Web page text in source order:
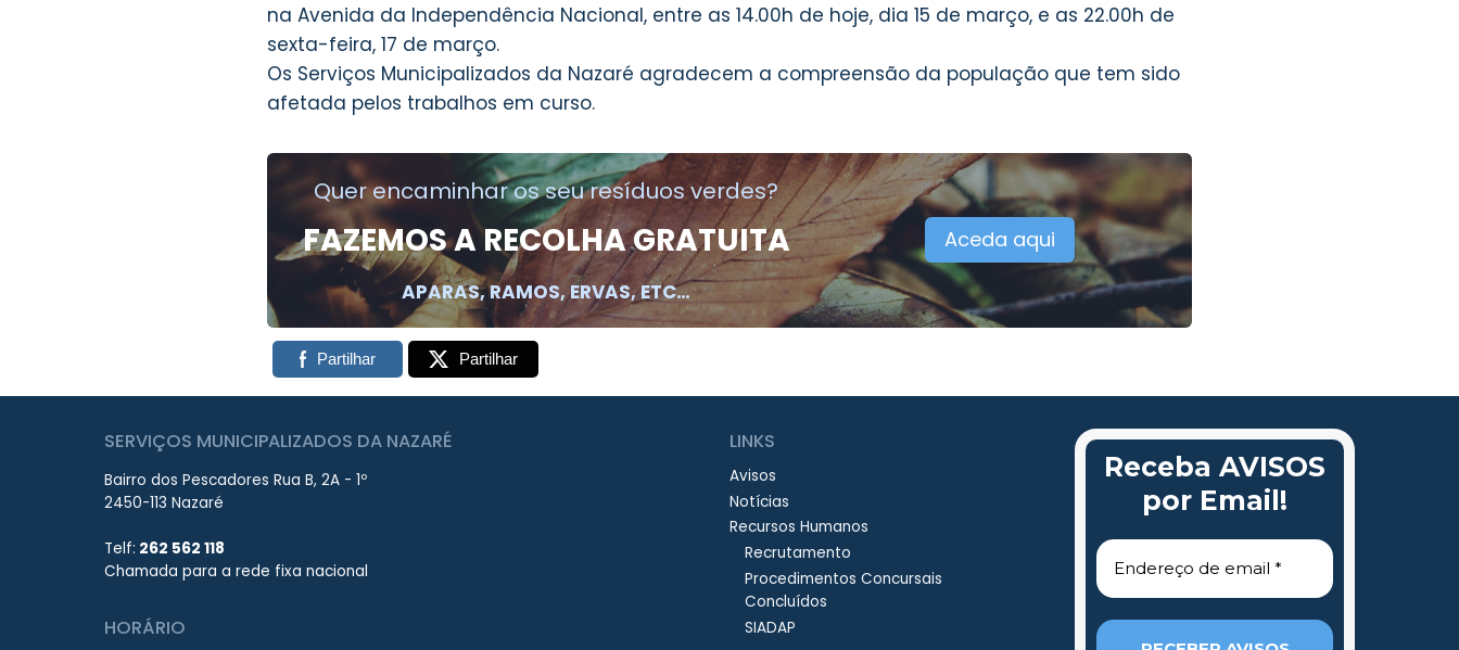
na Avenida da Independência Nacional, entre as 14.00h de hoje, dia 15 de março, e as 22.00h de
sexta-feira, 17 de março.
Os Serviços Municipalizados da Nazaré agradecem a compreensão da população que tem sido
afetada pelos trabalhos em curso.
Quer encaminhar os seu resíduos verdes?
FAZEMOS A RECOLHA GRATUITA
APARAS, RAMOS, ERVAS, ETC…
Aceda aqui
Partilhar Partilhar
Não enviamos spam! Leia a nossapolítica
de privacidadepara mais informações.
SERVIÇOS MUNICIPALIZADOS DA NAZARÉ
Bairro dos Pescadores Rua B, 2A - 1º
2450-113 Nazaré
Telf: 262 562 118
Chamada para a rede fixa nacional
HORÁRIO
LINKS
Avisos
Notícias
Recursos Humanos
Recrutamento
Procedimentos Concursais
Concluídos
SIADAP
Receba AVISOS
por Email!